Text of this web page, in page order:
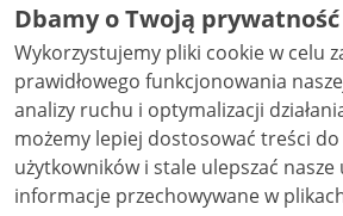
audio i wideo, są
Creative Commons: uznanie
niekomercyjne - bez utworów
NC-ND 4.0), o ile nie jest to
Dbamy o Twoją prywatność
Wykorzystujemy pliki cookie w celu
prawidłowego funkcjonowania
analizy ruchu i optymalizacji działania strony.
możemy lepiej dostosować treści
użytkowników i stale ulepszać nasze usługi.
informacje przechowywane w